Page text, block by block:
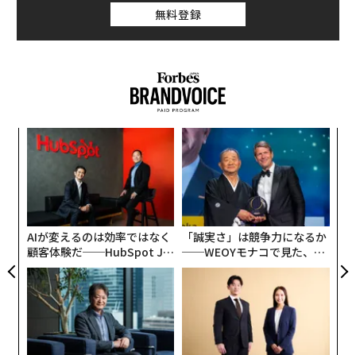
無料登録
AIが変えるのは効率ではなく
顧客体験だ──HubSpot Ja
panが語る「Grow Better」
な組織のつくり方
「誠実さ」は競争力になるか
──WEOYモナコで見た、く
ら寿司の経営哲学